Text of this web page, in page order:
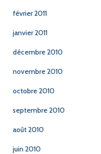
février 2011
janvier 2011
décembre 2010
novembre 2010
octobre 2010
septembre 2010
août 2010
juin 2010